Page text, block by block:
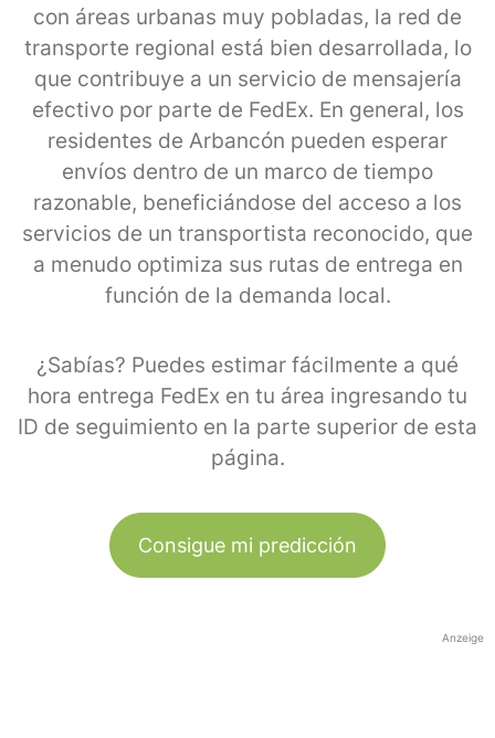
con áreas urbanas muy pobladas, la red de
transporte regional está bien desarrollada, lo
que contribuye a un servicio de mensajería
efectivo por parte de FedEx. En general, los
residentes de Arbancón pueden esperar
envíos dentro de un marco de tiempo
razonable, beneficiándose del acceso a los
servicios de un transportista reconocido, que
a menudo optimiza sus rutas de entrega en
función de la demanda local.
¿Sabías? Puedes estimar fácilmente a qué
hora entrega FedEx en tu área ingresando tu
ID de seguimiento en la parte superior de esta
página.
Consigue mi predicción
Anzeige